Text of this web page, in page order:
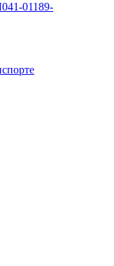
01189-